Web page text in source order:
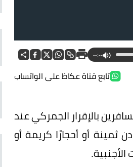
--:--
تابع قناة عكاظ على الواتساب
بالإقرار الجمركي عند
ثمينة أو أحجارًا كريمة أو